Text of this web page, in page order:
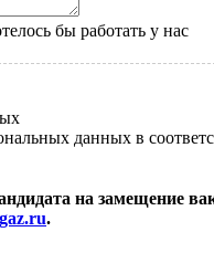
бы работать у нас
данных в
на замещение
.